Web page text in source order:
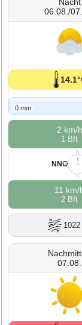
06.08./
0 mm
2 km/h
1 Bft
N
S
W
NNO
11 km/
2 Bft
07.08.